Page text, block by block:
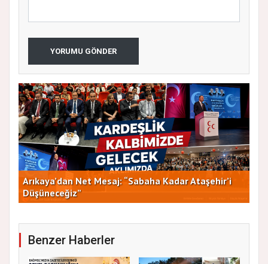
YORUMU GÖNDER
Arıkaya’dan Net Mesaj: “Sabaha Kadar Ataşehir’i
Düşüneceğiz”
Benzer Haberler